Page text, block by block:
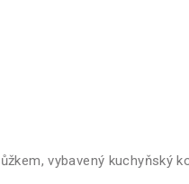
vybavený kuchyňský